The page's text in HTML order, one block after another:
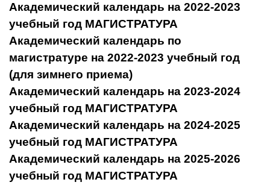
Академический календарь на 2022-2023
учебный год МАГИСТРАТУРА
Академический календарь по
магистратуре на 2022-2023 учебный год
(для зимнего приема)
Академический календарь на 2023-2024
учебный год МАГИСТРАТУРА
Академический календарь на 2024-2025
учебный год МАГИСТРАТУРА
Академический календарь на 2025-2026
учебный год МАГИСТРАТУРА